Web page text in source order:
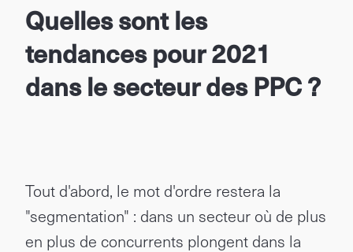
Quelles sont les
tendances pour 2021
dans le secteur des PPC ?
Tout d'abord, le mot d'ordre restera la
"segmentation" : dans un secteur où de plus
en plus de concurrents plongent dans la